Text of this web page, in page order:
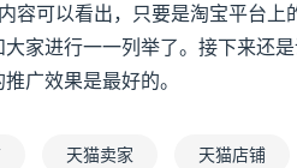
容可以看出，只要是淘宝平台
家进行一一列举了。接下来还
广效果是最好的。
天猫卖家 天猫店铺